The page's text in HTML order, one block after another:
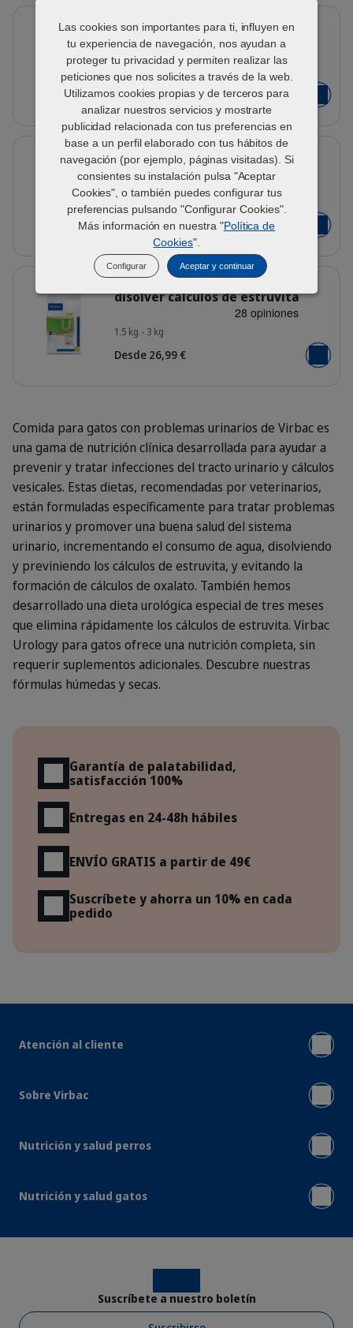
Bag_HPM-U2_cat_face_Packaging-
U2 Pienso seco para gatos con
problemas urinarios
1.5 kg - 3 kg - 7 kg
Desde 25,04 € Añadir
Bag_HPM-U3_cat_face_Packaging-
U3 Pienso seco para gatos con
problemas urinarios
1.5 kg - 3 kg
Desde 26,99 € Añadir
U1 Pienso seco para gatos para
disolver cálculos de estruvita
1.5 kg - 3 kg
Desde 26,99 € Añadir
Comida para gatos con problemas urinarios de Virbac es
una gama de nutrición clínica desarrollada para ayudar a
prevenir y tratar infecciones del tracto urinario y cálculos
vesicales. Estas dietas, recomendadas por veterinarios,
están formuladas específicamente para tratar problemas
urinarios y promover una buena salud del sistema
urinario, incrementando el consumo de agua, disolviendo
y previniendo los cálculos de estruvita, y evitando la
formación de cálculos de oxalato. También hemos
desarrollado una dieta urológica especial de tres meses
que elimina rápidamente los cálculos de estruvita. Virbac
Urology para gatos ofrece una nutrición completa, sin
requerir suplementos adicionales. Descubre nuestras
fórmulas húmedas y secas.
Garantía de palatabilidad,
satisfacción 100%
Entregas en 24-48h hábiles
ENVÍO GRATIS a partir de 49€
Suscríbete y ahorra un 10% en cada
pedido
Atención al cliente
Sobre Virbac
Nutrición y salud perros
Nutrición y salud gatos
Suscríbete a nuestro boletín
Las cookies son importantes para ti, influyen en
tu experiencia de navegación, nos ayudan a
proteger tu privacidad y permiten realizar las
peticiones que nos solicites a través de la web.
Utilizamos cookies propias y de terceros para
analizar nuestros servicios y mostrarte
publicidad relacionada con tus preferencias en
base a un perfil elaborado con tus hábitos de
navegación (por ejemplo, páginas visitadas). Si
consientes su instalación pulsa "Aceptar
Cookies", o también puedes configurar tus
preferencias pulsando "Configurar Cookies".
Más información en nuestra "Política de
Cookies".
Configurar Aceptar y continuar